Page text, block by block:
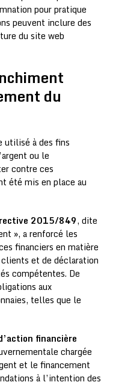
pour pratique
peuvent inclure des
du site web
du
utilisé à des fins
ou le
contre ces
été mis en place au
2015/849, dite
», a renforcé les
financiers en matière
et de déclaration
compétentes. De
aux
telles que le
financière
chargée
et le financement
à l’intention des